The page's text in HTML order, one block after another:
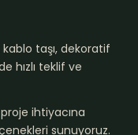
taşı, dekoratif
hızlı teklif ve
ihtiyacına
sunuyoruz.